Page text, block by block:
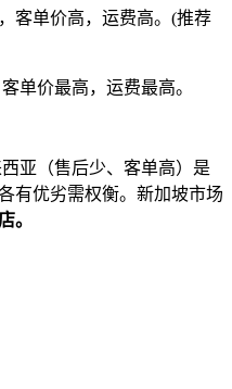
客单价高，运费高。(推荐
单价最高，运费最高。
亚（售后少、客单高）是
有优劣需权衡。新加坡市场
。